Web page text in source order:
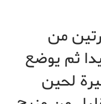
من
ثم يوضع
لحين